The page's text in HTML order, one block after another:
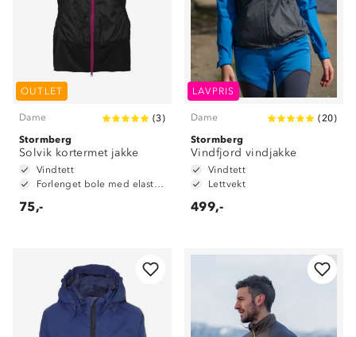
OUTLET
Dame (3)
Stormberg
Solvik kortermet jakke
Vindtett
Forlenget bole med elastikk
75,-
LAVPRIS
Dame (20)
Stormberg
Vindfjord vindjakke
Vindtett
Lettvekt
499,-